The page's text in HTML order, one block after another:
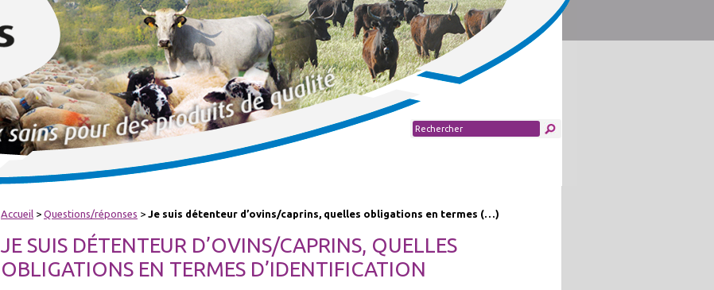
Accueil > Questions/réponses > Je suis détenteur d’ovins/caprins, quelles obligations en termes (…)
JE SUIS DÉTENTEUR D’OVINS/CAPRINS, QUELLES
OBLIGATIONS EN TERMES D’IDENTIFICATION